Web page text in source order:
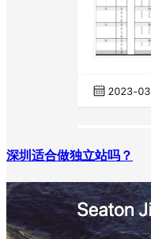
深圳适合做独立站吗？